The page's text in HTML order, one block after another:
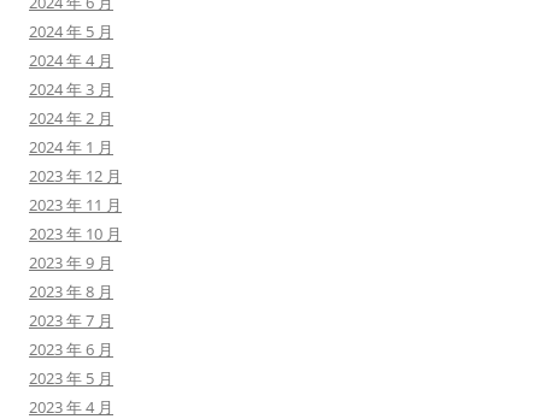
2024 年 5 月
2024 年 4 月
2024 年 3 月
2024 年 2 月
2024 年 1 月
2023 年 12 月
2023 年 11 月
2023 年 10 月
2023 年 9 月
2023 年 8 月
2023 年 7 月
2023 年 6 月
2023 年 5 月
2023 年 4 月